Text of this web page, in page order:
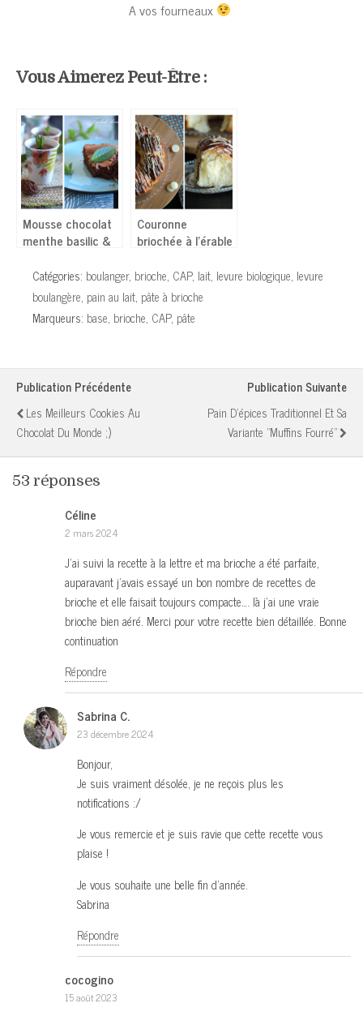
A vos fourneaux
Vous Aimerez Peut-Être :
Mousse chocolat
menthe basilic &
menthe
Couronne
briochée à l’érable
Catégories: boulanger, brioche, CAP, lait, levure biologique, levure
boulangère, pain au lait, pâte à brioche
Marqueurs: base, brioche, CAP, pâte
Publication Précédente
Les Meilleurs Cookies Au
Chocolat Du Monde ;)
Publication Suivante
Pain D'épices Traditionnel Et Sa
Variante "muffins Fourré"
53 réponses
Céline
2 mars 2024
J’ai suivi la recette à la lettre et ma brioche a été parfaite,
auparavant j’avais essayé un bon nombre de recettes de
brioche et elle faisait toujours compacte…. là j’ai une vraie
brioche bien aéré. Merci pour votre recette bien détaillée. Bonne
continuation
Répondre
Sabrina C.
23 décembre 2024
Bonjour,
Je suis vraiment désolée, je ne reçois plus les
notifications :/
Je vous remercie et je suis ravie que cette recette vous
plaise !
Je vous souhaite une belle fin d’année.
Sabrina
Répondre
cocogino
15 août 2023